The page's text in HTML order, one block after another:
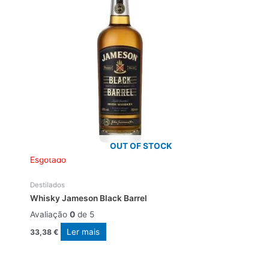
OUT OF STOCK
Esgotado
Destilados
Whisky Jameson Black Barrel
Avaliação 0 de 5
33,38 € Ler mais